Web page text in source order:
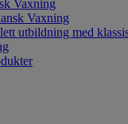
Vaxning
Vaxning
utbildning med